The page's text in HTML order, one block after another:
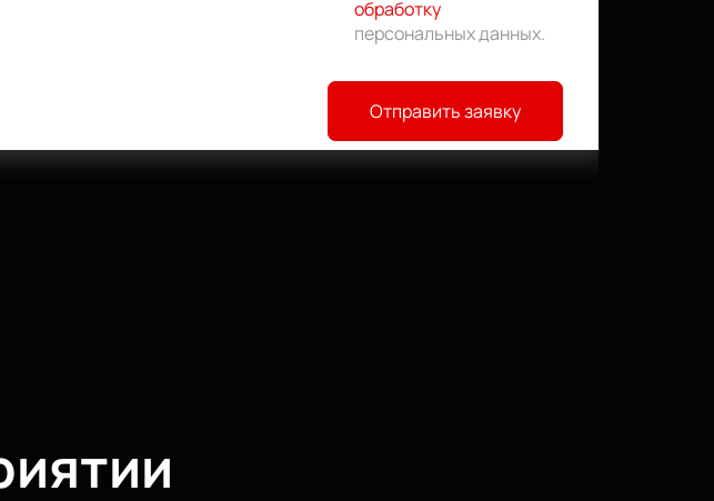
обработку
персональных данных.
Отправить заявку